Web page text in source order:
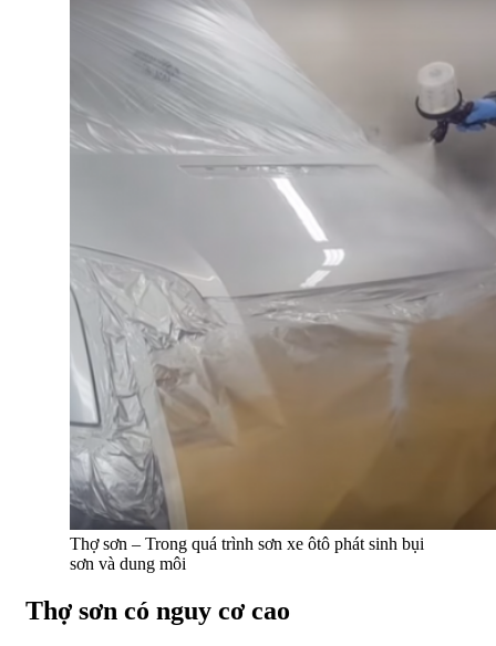
Thợ sơn – Trong quá trình sơn xe ôtô phát sinh bụi
sơn và dung môi
Thợ sơn có nguy cơ cao